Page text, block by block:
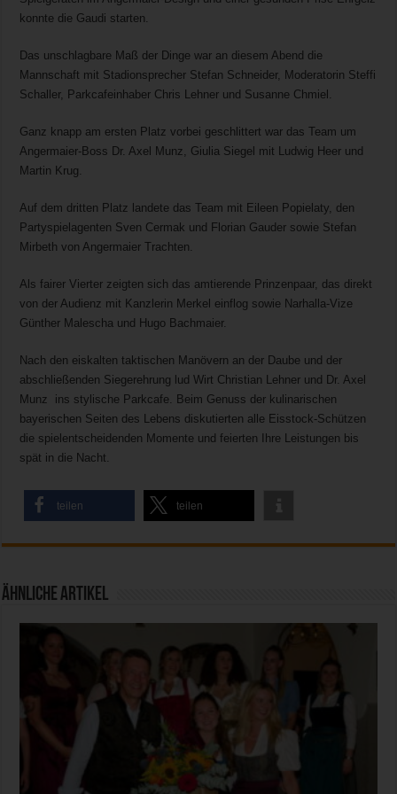
konnte die Gaudi starten.
Das unschlagbare Maß der Dinge war an diesem Abend die
Mannschaft mit Stadionsprecher Stefan Schneider, Moderatorin Steffi
Schaller, Parkcafeinhaber Chris Lehner und Susanne Chmiel.
Ganz knapp am ersten Platz vorbei geschlittert war das Team um
Angermaier-Boss Dr. Axel Munz, Giulia Siegel mit Ludwig Heer und
Martin Krug.
Auf dem dritten Platz landete das Team mit Eileen Popielaty, den
Partyspielagenten Sven Cermak und Florian Gauder sowie Stefan
Mirbeth von Angermaier Trachten.
Als fairer Vierter zeigten sich das amtierende Prinzenpaar, das direkt
von der Audienz mit Kanzlerin Merkel einflog sowie Narhalla-Vize
Günther Malescha und Hugo Bachmaier.
Nach den eiskalten taktischen Manövern an der Daube und der
abschließenden Siegerehrung lud Wirt Christian Lehner und Dr. Axel
Munz ins stylische Parkcafe. Beim Genuss der kulinarischen
bayerischen Seiten des Lebens diskutierten alle Eisstock-Schützen
die spielentscheidenden Momente und feierten Ihre Leistungen bis
spät in die Nacht.
teilen teilen
Ähnliche Artikel